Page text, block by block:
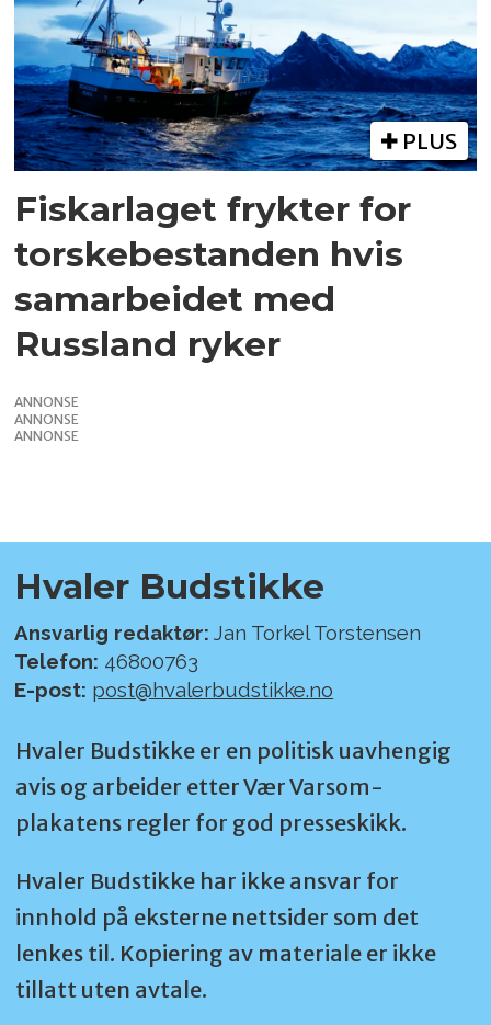
PLUS
Fiskarlaget frykter for
torskebestanden hvis
samarbeidet med
Russland ryker
ANNONSE
ANNONSE
ANNONSE
Hvaler Budstikke
Ansvarlig redaktør: Jan Torkel Torstensen
Telefon: 46800763
E-post: post@hvalerbudstikke.no
Hvaler Budstikke er en politisk uavhengig
avis og arbeider etter Vær Varsom-
plakatens regler for god presseskikk.
Hvaler Budstikke har ikke ansvar for
innhold på eksterne nettsider som det
lenkes til. Kopiering av materiale er ikke
tillatt uten avtale.